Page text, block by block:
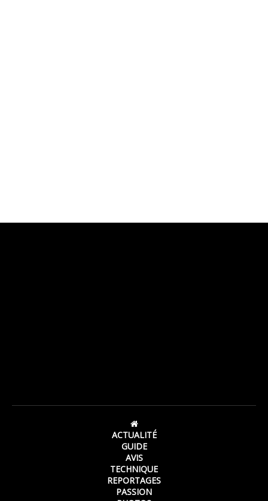
ACTUALITÉ
GUIDE
AVIS
TECHNIQUE
REPORTAGES
PASSION